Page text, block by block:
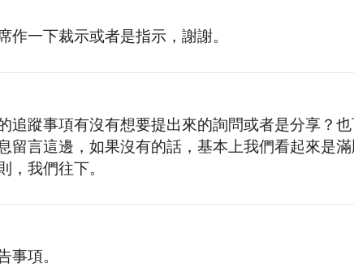
作一下裁示或者是指示，謝謝。
追蹤事項有沒有想要提出來的詢問或者是分享？
留言這邊，如果沒有的話，基本上我們看起來是
，我們往下。
事項。